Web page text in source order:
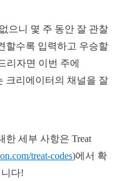
으니 몇 주 동안 잘 관찰
할수록 입력하고 우승할
리자면 이번 주에
크리에이터의 채널을 잘
한 세부 사항은 Treat
treat-codes)에서 확
다!